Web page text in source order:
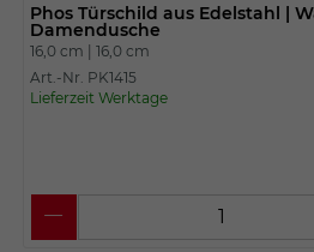
Phos Türschild aus Edelstahl |
Damendusche
16,0 cm | 16,0 cm
Art.-Nr. PK1415
Lieferzeit Werktage